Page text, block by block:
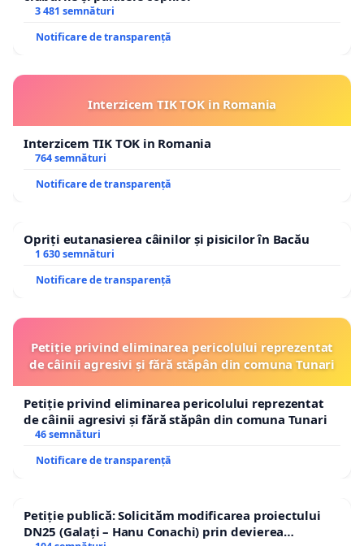
3 481 semnături
Notificare de transparență
Interzicem TIK TOK in Romania
Interzicem TIK TOK in Romania
764 semnături
Notificare de transparență
Opriți eutanasierea câinilor și pisicilor în Bacău
1 630 semnături
Notificare de transparență
Petiție privind eliminarea pericolului reprezentat
de câinii agresivi și fără stăpân din comuna Tunari
Petiție privind eliminarea pericolului reprezentat
de câinii agresivi și fără stăpân din comuna Tunari
46 semnături
Notificare de transparență
Petiție publică: Solicităm modificarea proiectului
DN25 (Galați – Hanu Conachi) prin devierea